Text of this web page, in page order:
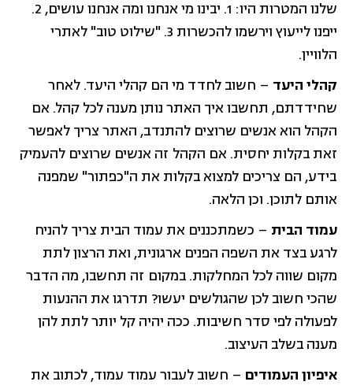
שלנו המטרות היו: 1. יבינו מי אנחנו ומה אנחנו עושים, 2.
ייפנו לייעוץ וירשמו להכשרות 3. "שילוט טוב" לאתרי
הלוויין.
קהלי היעד – חשוב לחדד מי הם קהלי היעד. לאחר
שחידדתם, תחשבו איך האתר נותן מענה לכל קהל. אם
הקהל הוא אנשים שרוצים להתנדב, האתר צריך לאפשר
זאת בקלות יחסית. אם הקהל זה אנשים שרוצים להעמיק
בידע, הם צריכים למצוא בקלות את ה"כפתור" שמפנה
אותם לתוכן. וכן הלאה.
עמוד הבית – כשמתכננים את עמוד הבית צריך להניח
לרגע בצד את השפה הפנים ארגונית, ואת הרצון לתת
מקום שווה לכל המחלקות. במקום זה תחשבו, מה הדבר
שהכי חשוב לכן שהגולשים יעשו? תדרגו את ההנעות
לפעולה לפי סדר חשיבות. ככה יהיה קל יותר לתת להן
מענה בשלב העיצוב.
איפיון העמודים – חשוב לעבור עמוד עמוד, לכתוב את